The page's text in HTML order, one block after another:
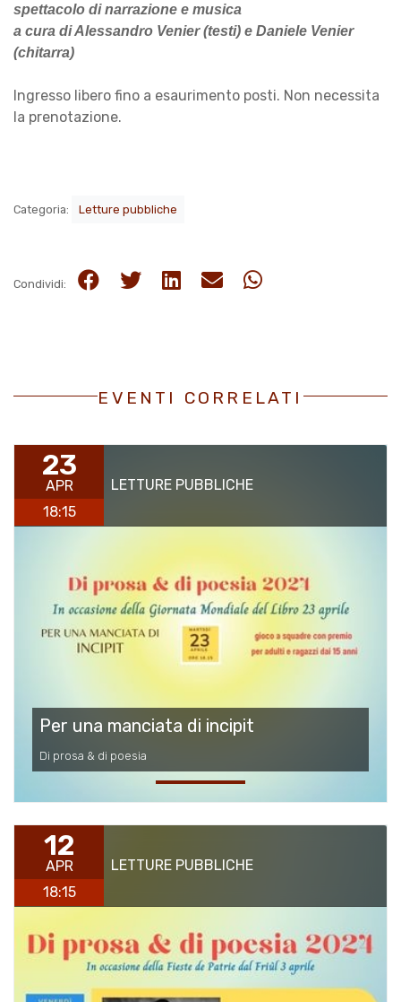
spettacolo di narrazione e musica
a cura di Alessandro Venier (testi) e Daniele Venier
(chitarra)
Ingresso libero fino a esaurimento posti. Non necessita
la prenotazione.
Categoria: Letture pubbliche
Condividi:
EVENTI CORRELATI
23
APR
18:15
LETTURE PUBBLICHE
Per una manciata di incipit
Di prosa & di poesia
12
APR
18:15
LETTURE PUBBLICHE